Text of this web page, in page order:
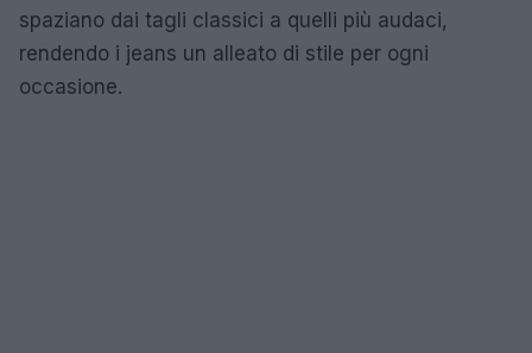
spaziano dai tagli classici a quelli più audaci,
rendendo i jeans un alleato di stile per ogni
occasione.